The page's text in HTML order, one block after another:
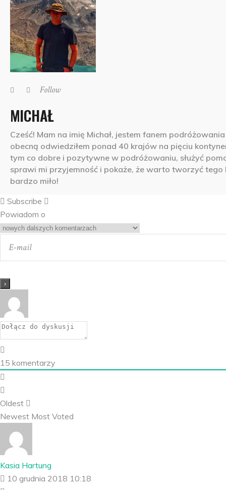
Follow
MICHAŁ
Cześć! Mam na imię Michał, jestem fanem
obecną odwiedziłem ponad 40 krajów na pięciu
tym co dobre i pozytywne w podróżowaniu, służyć
sprawi mi przyjemność i pokaże, że warto tworzyć
bardzo miło!
Subscribe
Powiadom o
15 komentarzy
Oldest
Newest Most Voted
Kasia Hartung
10 grudnia 2018 10:18